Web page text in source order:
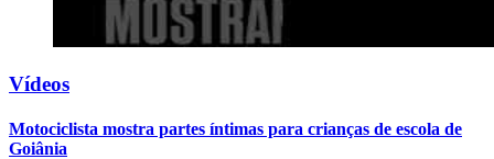
Vídeos
Motociclista mostra partes íntimas para crianças de escola de
Goiânia